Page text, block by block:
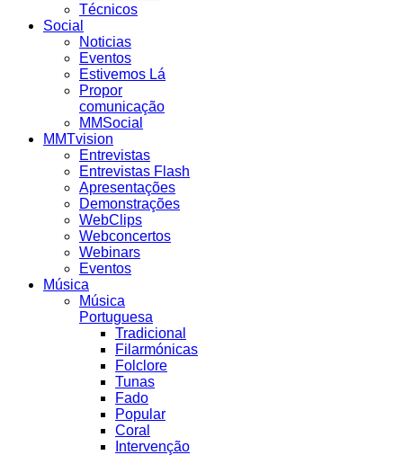
Técnicos
Social
Noticias
Eventos
Estivemos Lá
Propor
comunicação
MMSocial
MMTvision
Entrevistas
Entrevistas Flash
Apresentações
Demonstrações
WebClips
Webconcertos
Webinars
Eventos
Música
Música
Portuguesa
Tradicional
Filarmónicas
Folclore
Tunas
Fado
Popular
Coral
Intervenção